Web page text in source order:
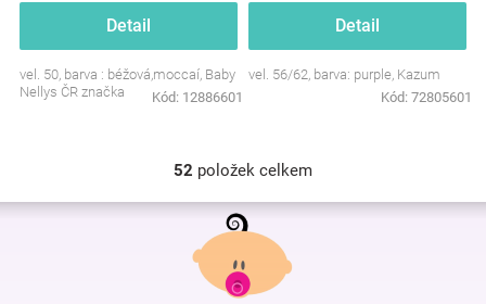
Detail
vel. 50, barva : béžová,moccaí, Baby
Nellys ČR značka
Kód: 12886601
Detail
vel. 56/62, barva: purple, Kazum
Kód: 72805601
O
v
l
d
a
52 položek celkem
Z